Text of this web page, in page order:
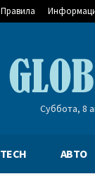
Правила
Суббота, 8
АВТО